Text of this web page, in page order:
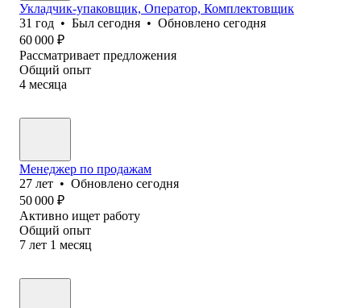
Укладчик-упаковщик, Оператор, Комплектовщик
31 год • Был сегодня • Обновлено сегодня
60 000 ₽
Рассматривает предложения
Общий опыт
4 месяца
Менеджер по продажам
27 лет • Обновлено сегодня
50 000 ₽
Активно ищет работу
Общий опыт
7 лет 1 месяц